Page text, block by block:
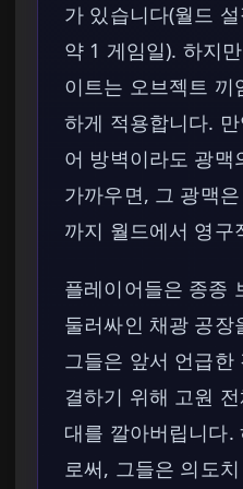
가 있습니다(월드
약 1 게임일). 하지
이트는 오브젝트 끼
하게 적용합니다.
어 방벽이라도 광맥
가까우면, 그 광맥
까지 월드에서 영구
플레이어들은 종종
둘러싸인 채광 공장
그들은 앞서 언급한
결하기 위해 고원
대를 깔아버립니다.
로써, 그들은 의도